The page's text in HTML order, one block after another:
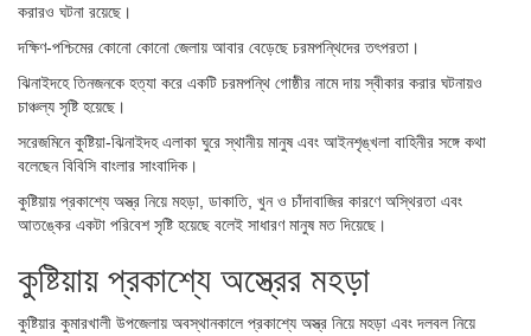
করারও ঘটনা রয়েছে।
দক্ষিণ-পশ্চিমের কোনো কোনো জেলায় আবার বেড়েছে চরমপন্থিদের তৎপরতা।
ঝিনাইদহে তিনজনকে হত্যা করে একটি চরমপন্থি গোষ্ঠীর নামে দায় স্বীকার করার ঘটনায়ও
চাঞ্চল্য সৃষ্টি হয়েছে।
সরেজমিনে কুষ্টিয়া-ঝিনাইদহ এলাকা ঘুরে স্থানীয় মানুষ এবং আইনশৃঙ্খলা বাহিনীর সঙ্গে কথা
বলেছেন বিবিসি বাংলার সাংবাদিক।
কুষ্টিয়ায় প্রকাশ্যে অস্ত্র নিয়ে মহড়া, ডাকাতি, খুন ও চাঁদাবাজির কারণে অস্থিরতা এবং
আতঙ্কের একটা পরিবেশ সৃষ্টি হয়েছে বলেই সাধারণ মানুষ মত দিয়েছে।
কুষ্টিয়ায় প্রকাশ্যে অস্ত্রের মহড়া
কুষ্টিয়ার কুমারখালী উপজেলায় অবস্থানকালে প্রকাশ্যে অস্ত্র নিয়ে মহড়া এবং দলবল নিয়ে